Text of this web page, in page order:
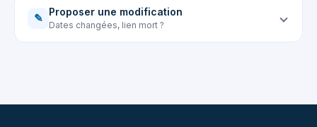
✎ Proposer une modification
Dates changées, lien mort ?